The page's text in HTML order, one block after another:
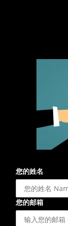
您的姓名
您的邮箱